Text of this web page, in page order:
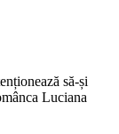
să-și
Luciana